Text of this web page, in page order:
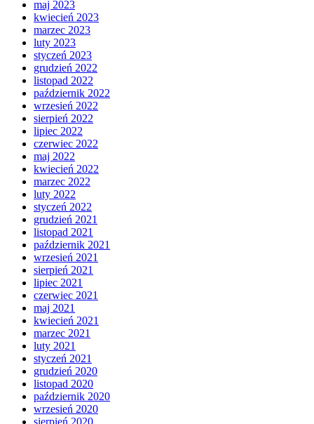
maj 2023
kwiecień 2023
marzec 2023
luty 2023
styczeń 2023
grudzień 2022
listopad 2022
październik 2022
wrzesień 2022
sierpień 2022
lipiec 2022
czerwiec 2022
maj 2022
kwiecień 2022
marzec 2022
luty 2022
styczeń 2022
grudzień 2021
listopad 2021
październik 2021
wrzesień 2021
sierpień 2021
lipiec 2021
czerwiec 2021
maj 2021
kwiecień 2021
marzec 2021
luty 2021
styczeń 2021
grudzień 2020
listopad 2020
październik 2020
wrzesień 2020
sierpień 2020